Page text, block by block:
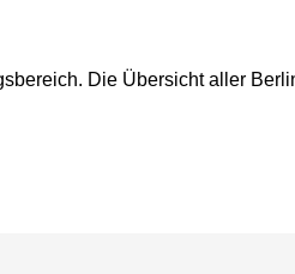
Die Übersicht aller